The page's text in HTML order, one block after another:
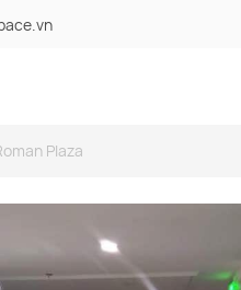
Plaza